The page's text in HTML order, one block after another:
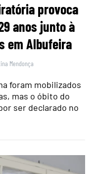
provoca
anos junto à
em Albufeira
Mendonça
foram mobilizados
mas o óbito do
ser declarado no